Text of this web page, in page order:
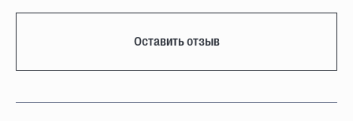
Оставить отзыв